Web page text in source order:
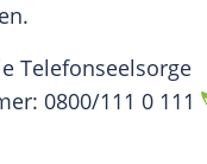
Telefonseelsorge
0800/111 0 111